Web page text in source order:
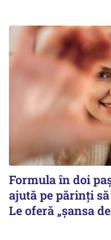
Formula în doi
ajută pe părinți
Le oferă „șansa